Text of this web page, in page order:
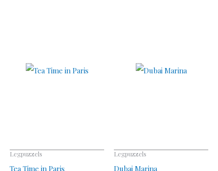
Legpuzzels
Tea Time in Paris
Legpuzzels
Dubai Marina